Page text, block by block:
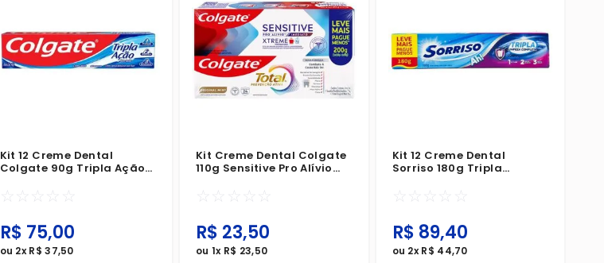
Kit 12 Creme Dental
Colgate 90g Tripla Ação
☆ ☆ ☆ ☆ ☆
R$ 75,00
ou 2xR$ 37,50
Kit Creme Dental Colgate
110g Sensitive Pro Alívio
Original Mint
☆ ☆ ☆ ☆ ☆
R$ 23,50
ou 1x R$ 23,50
Kit 12 Creme Dental
Sorriso 180g Tripla
☆ ☆ ☆ ☆ ☆
R$ 89,40
ou 2xR$ 44,70